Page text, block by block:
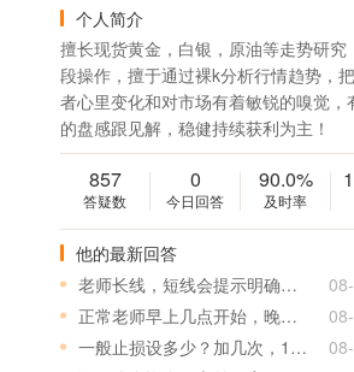
个人简介
擅长现货黄金，白银，原油等走势研究
段操作，擅于通过裸k分析行情趋势，
者心里变化和对市场有着敏锐的嗅觉，
的盘感跟见解，稳健持续获利为主！
857
答疑数
0
今日回答
90.0%
及时率
他的最新回答
老师长线，短线会提示明确吗？长线短线是否要分开各一个帐号？
正常老师早上几点开始，晚点几点休息，会提醒吗
一般止损设多少？加几次，1000进0.01还是0.02.总仓不起的过多少？